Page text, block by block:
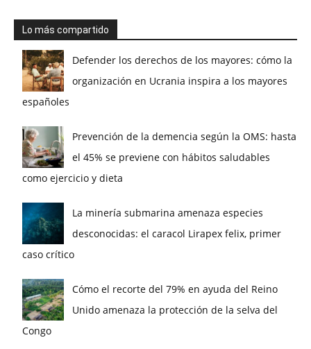
Lo más compartido
Defender los derechos de los mayores: cómo la
organización en Ucrania inspira a los mayores
españoles
Prevención de la demencia según la OMS: hasta
el 45% se previene con hábitos saludables
como ejercicio y dieta
La minería submarina amenaza especies
desconocidas: el caracol Lirapex felix, primer
caso crítico
Cómo el recorte del 79% en ayuda del Reino
Unido amenaza la protección de la selva del
Congo